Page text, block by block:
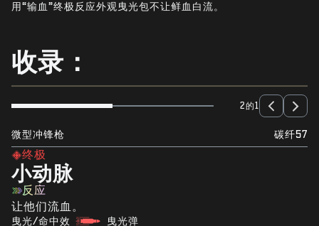
新闻
电竞
用“输血”终极反应外观曳光包不让鲜血白流。
收录：
2的1
微型冲锋枪 碳纤57
终极
小动脉
反应
让他们流血。
曳光/命中效
曳光弹